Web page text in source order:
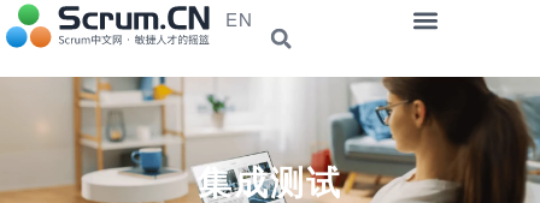
EN
集成测试